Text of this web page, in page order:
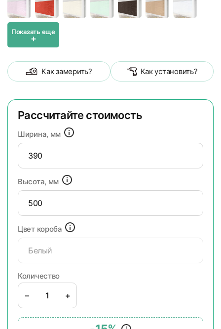
Показать еще
+
Как замерить? Как установить?
Рассчитайте стоимость
Ширина, мм
Высота, мм
Цвет короба
Белый
Количество
– +